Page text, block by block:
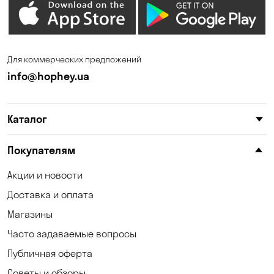
Зазимье Запорожье
Каменные Потоки
Клинцы
Корсунцы
Коцюбинское
Кривой Рог
Для коммерческих предложений
info@hophey.ua
Каталог
Покупателям
Акции и новости
Доставка и оплата
Магазины
Часто задаваемые вопросы
Публичная оферта